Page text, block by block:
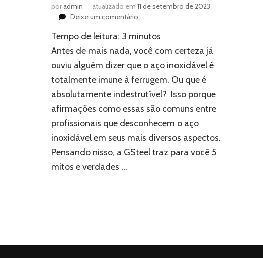
poradmin atualizado em 11 de setembro de 2023
Deixe um comentário
mitos
e
do
aço
inoxidável
Tempo de leitura: 3 minutos
Antes de mais nada, você com certeza já
ouviu alguém dizer que o aço inoxidável é
totalmente imune à ferrugem. Ou que é
absolutamente indestrutível? Isso porque
afirmações como essas são comuns entre
profissionais que desconhecem o aço
inoxidável em seus mais diversos aspectos.
Pensando nisso, a GSteel traz para você 5
mitos e verdades …